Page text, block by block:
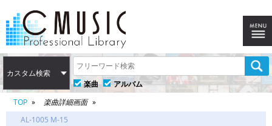
カスタム検索
楽曲
アルバム
TOP
楽曲詳細画面
AL-1005 M-15